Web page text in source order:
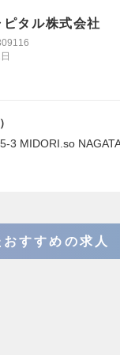
タル株式会社
MIDORI.so
すすめの求人